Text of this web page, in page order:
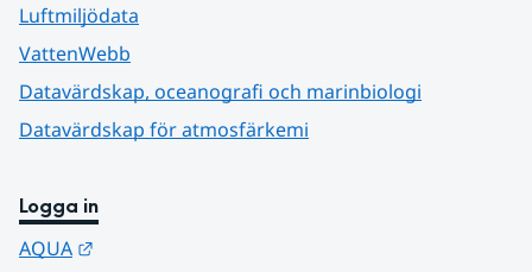
Luftmiljödata
VattenWebb
Datavärdskap, oceanografi och marinbiologi
Datavärdskap för atmosfärkemi
Logga in
AQUA